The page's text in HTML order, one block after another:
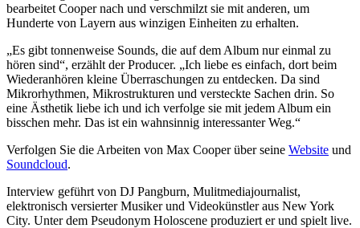
bearbeitet Cooper nach und verschmilzt sie mit anderen, um
Hunderte von Layern aus winzigen Einheiten zu erhalten.
„Es gibt tonnenweise Sounds, die auf dem Album nur einmal zu
hören sind“, erzählt der Producer. „Ich liebe es einfach, dort beim
Wiederanhören kleine Überraschungen zu entdecken. Da sind
Mikrorhythmen, Mikrostrukturen und versteckte Sachen drin. So
eine Ästhetik liebe ich und ich verfolge sie mit jedem Album ein
bisschen mehr. Das ist ein wahnsinnig interessanter Weg.“
Verfolgen Sie die Arbeiten von Max Cooper über seine Website und
Soundcloud.
Interview geführt von DJ Pangburn, Mulitmediajournalist,
elektronisch versierter Musiker und Videokünstler aus New York
City. Unter dem Pseudonym Holoscene produziert er und spielt live.